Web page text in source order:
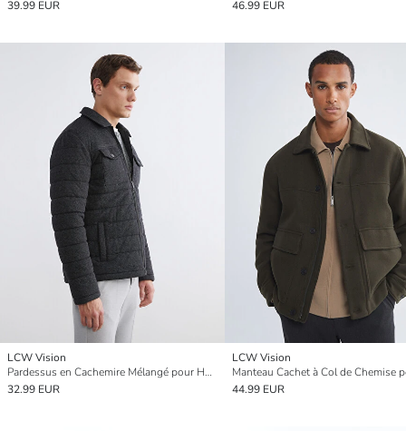
39.99 EUR 46.99 EUR
LCW Vision
Pardessus en Cachemire Mélangé pour Hommes en Coupe Classique
32.99 EUR
LCW Vision
44.99 EUR